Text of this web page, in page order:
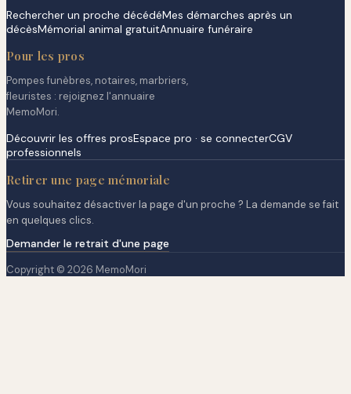
Rechercher un proche décédéMes démarches après un
décèsMémorial animal gratuitAnnuaire funéraire
Pour les pros
Pompes funèbres, notaires, marbriers,
fleuristes : rejoignez l'annuaire
MemoMori.
Découvrir les offres prosEspace pro · se connecterCGV
professionnels
Retirer une page mémoriale
Vous souhaitez désactiver la page d'un proche ? La demande se fait
en quelques clics.
Demander le retrait d'une page
Copyright © 2026 MemoMori